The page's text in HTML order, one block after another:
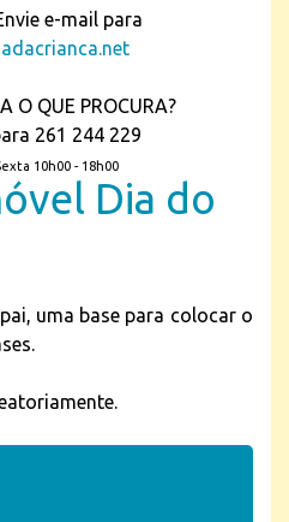
e-mail para
O QUE PROCURA?
261 244 229
10h00 - 18h00
Dia do
uma base para colocar o